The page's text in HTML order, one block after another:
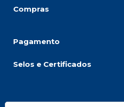
Compras
Pagamento
Selos e Certificados
BIKE CENTER RIBEIRAO COMERCIO